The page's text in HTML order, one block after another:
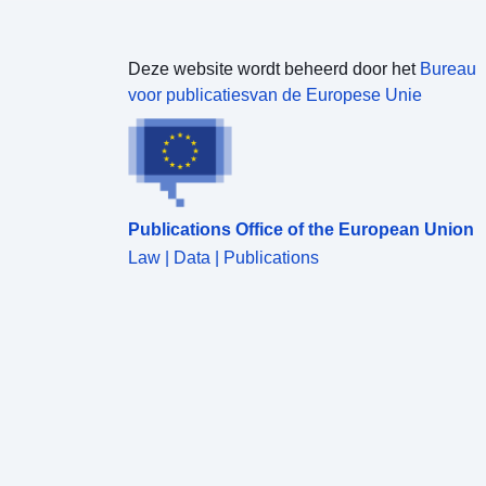
Deze website wordt beheerd door het Bureau
voor publicatiesvan de Europese Unie
Publications Office of the European Union
Law | Data | Publications